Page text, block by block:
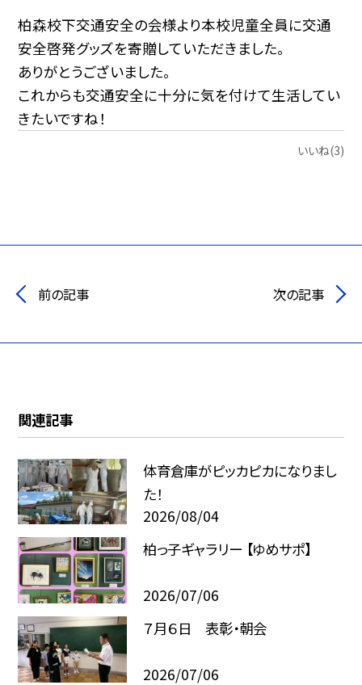
柏森校下交通安全の会様より本校児童全員に交通
安全啓発グッズを寄贈していただきました。
ありがとうございました。
これからも交通安全に十分に気を付けて生活してい
きたいですね！
いいね(3)
前の記事 次の記事
関連記事
体育倉庫がピッカピカになりまし
た！
2026/08/04
柏っ子ギャラリー 【ゆめサポ】
2026/07/06
７月６日 表彰・朝会
2026/07/06